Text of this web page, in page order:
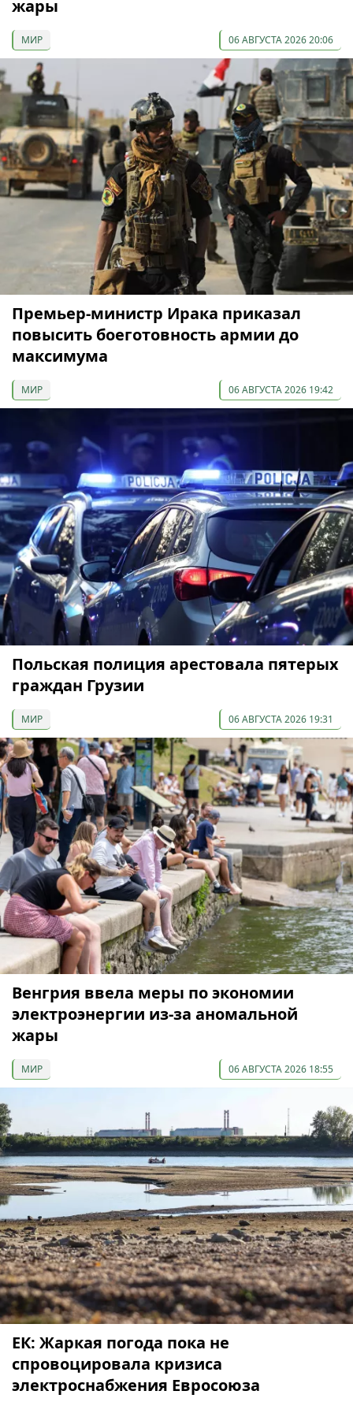
жары
МИР 06 АВГУСТА 2026 20:06
Премьер-министр Ирака приказал
повысить боеготовность армии до
максимума
МИР 06 АВГУСТА 2026 19:42
Польская полиция арестовала пятерых
граждан Грузии
МИР 06 АВГУСТА 2026 19:31
Венгрия ввела меры по экономии
электроэнергии из-за аномальной
жары
МИР 06 АВГУСТА 2026 18:55
ЕК: Жаркая погода пока не
спровоцировала кризиса
электроснабжения Евросоюза